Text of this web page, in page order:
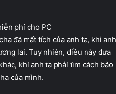
đã mất tích của anh ta, khi anh
lai. Tuy nhiên, điều này đưa
khi anh ta phải tìm cách bảo
của mình.